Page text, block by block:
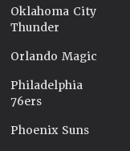
Oklahoma City
Thunder
Orlando Magic
Philadelphia
76ers
Phoenix Suns